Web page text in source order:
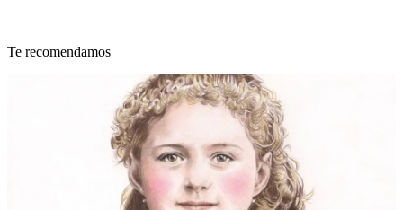
Te recomendamos